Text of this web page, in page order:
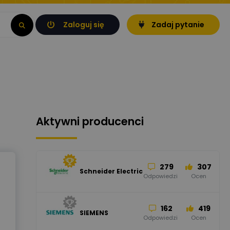
Zaloguj się Zadaj pytanie
Aktywni producenci
Schneider Electric 279
Odpowiedzi
307
Ocen
SIEMENS 162
Odpowiedzi
419
Ocen